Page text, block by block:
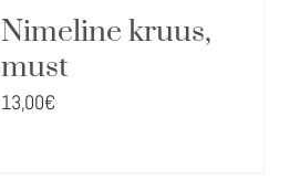
Nimeline kruus,
must
13,00€